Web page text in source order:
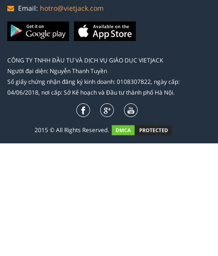
Email: hotro@vietjack.com
CÔNG TY TNHH ĐẦU TƯ VÀ DỊCH VỤ GIÁO DỤC VIETJACK
Người đại diện: Nguyễn Thanh Tuyền
Số giấy chứng nhận đăng ký kinh doanh: 0108307822, ngày cấp:
04/06/2018, nơi cấp: Sở Kế hoạch và Đầu tư thành phố Hà Nội.
2015 © All Rights Reserved.